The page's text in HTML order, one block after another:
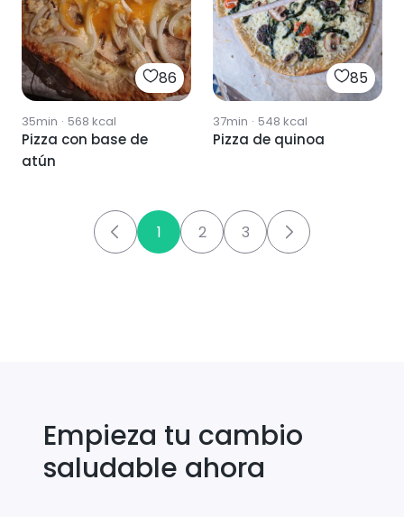
86
35min · 568 kcal
Pizza con base de
atún
85
37min · 548 kcal
Pizza de quinoa
1 2 3
Empieza tu cambio
saludable ahora